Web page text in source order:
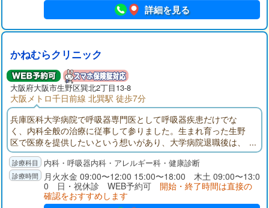
詳細を見る
かねむらクリニック
大阪府大阪市生野区巽北2丁目13-8
大阪メトロ千日前線 北巽駅 徒歩7分
兵庫医科大学病院で呼吸器専門医として呼吸器疾患だけでな
く、内科全般の治療に従事して参りました。生まれ育った生野
区で医療を提供したいという想いがあり、大学病院退職後は、
地域のクリニックで地域医療や訪問診療に携わって参りまし
た。呼吸疾患はもちろん、内科全般の診療や訪問診療、最新のC
Tを導入した専門性の高い医療に努めます。
内科・呼吸器内科・アレルギー科・健康診断
月火水金 09:00〜12:00 15:00〜18:00 木土 09:00〜13:0
0 日・祝休診 WEB予約可 開始・終了時間は直接の
確認をおすすめします